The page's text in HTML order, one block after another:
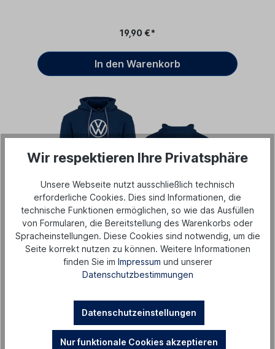
19,90 €*
In den Warenkorb
Kapuzenpullover "Fußball", Unisex
49,90 €*
In den Warenkorb
Wir respektieren Ihre Privatsphäre
Unsere Webseite nutzt ausschließlich technisch
erforderliche Cookies. Dies sind Informationen, die
technische Funktionen ermöglichen, so wie das Ausfüllen
von Formularen, die Bereitstellung des Warenkorbs oder
Spracheinstellungen. Diese Cookies sind notwendig, um die
Seite korrekt nutzen zu können. Weitere Informationen
finden Sie im Impressum und unserer
Datenschutzbestimmungen
Datenschutzeinstellungen
Nur funktionale Cookies akzeptieren